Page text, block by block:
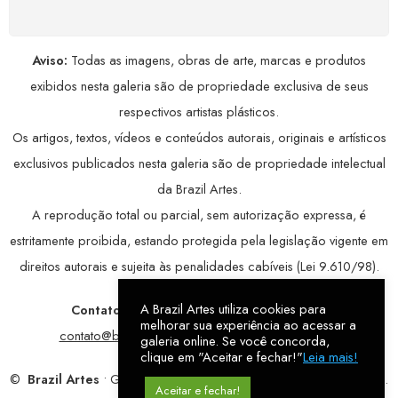
Aviso: Todas as imagens, obras de arte, marcas e produtos
exibidos nesta galeria são de propriedade exclusiva de seus
respectivos artistas plásticos.
Os artigos, textos, vídeos e conteúdos autorais, originais e artísticos
exclusivos publicados nesta galeria são de propriedade intelectual
da Brazil Artes.
A reprodução total ou parcial, sem autorização expressa, é
estritamente proibida, estando protegida pela legislação vigente em
direitos autorais e sujeita às penalidades cabíveis (Lei 9.610/98).
Contatos: WhatsApp:79 9998-1221/ E-mail:
contato@brazilartes.com/ Instagram:@brazilartes
© Brazil Artes • Galeria Online.9 anosde história (2017 – 2026).
A Brazil Artes utiliza cookies para
melhorar sua experiência ao acessar a
galeria online. Se você concorda,
clique em "Aceitar e fechar!"Leia mais!
Aceitar e fechar!